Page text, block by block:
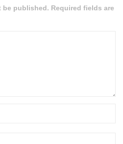
published. Required fields are